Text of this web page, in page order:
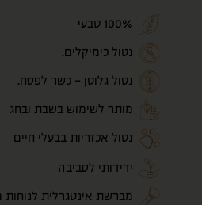
100% טבעי
נטול כימיקלים.
נטול גלוטן - כשר לפסח.
מותר לשימוש בשבת ובחג
נטול אכזריות בבעלי חיים
ידידותי לסביבה
מברשת אינטגרלית